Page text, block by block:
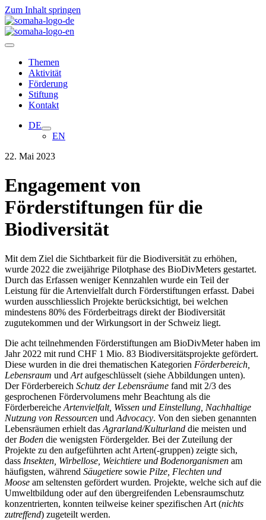
Zum Inhalt springen
Themen
Aktivität
Förderung
Stiftung
Kontakt
DE
EN
22. Mai 2023
Engagement von
Förderstiftungen für die
Biodiversität
Mit dem Ziel die Sichtbarkeit für die Biodiversität zu erhöhen,
wurde 2022 die zweijährige Pilotphase des BioDivMeters gestartet.
Durch das Erfassen weniger Kennzahlen wurde ein Teil der
Leistung für die Artenvielfalt durch Förderstiftungen erfasst. Dabei
wurden ausschliesslich Projekte berücksichtigt, bei welchen
mindestens 80% des Förderbeitrags direkt der Biodiversität
zugutekommen und der Wirkungsort in der Schweiz liegt.
Die acht teilnehmenden Förderstiftungen am BioDivMeter haben im
Jahr 2022 mit rund CHF 1 Mio. 83 Biodiversitätsprojekte gefördert.
Diese wurden in die drei thematischen Kategorien Förderbereich,
Lebensraum und Artaufgeschlüsselt (siehe Abbildungen unten).
Der Förderbereich Schutz der Lebensräume fand mit 2/3 des
gesprochenen Fördervolumens mehr Beachtung als die
Förderbereiche Artenvielfalt, Wissen und Einstellung, Nachhaltige
Nutzung von Ressourcen und Advocacy. Von den sieben genannten
Lebensräumen erhielt das Agrarland/Kulturland die meisten und
der Boden die wenigsten Fördergelder. Bei der Zuteilung der
Projekte zu den aufgeführten acht Arten(-gruppen) zeigte sich,
dass Insekten, Wirbellose, Weichtiere und Bodenorganismen am
häufigsten, während Säugetiere sowie Pilze, Flechten und
Moose am seltensten gefördert wurden. Projekte, welche sich auf die
Umweltbildung oder auf den übergreifenden Lebensraumschutz
konzentrierten, konnten teilweise keiner spezifischen Art (nichts
zutreffend) zugeteilt werden.